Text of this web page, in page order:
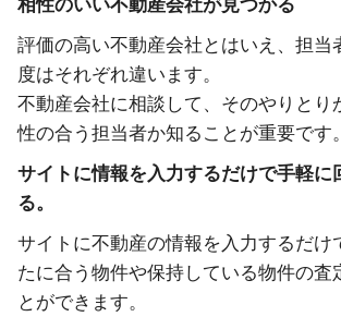
評価の高い不動産会社とはいえ、担当
度はそれぞれ違います。
不動産会社に相談して、そのやりとり
性の合う担当者か知ることが重要です。
サイトに情報を入力するだけで手軽に
る。
サイトに不動産の情報を入力するだけ
たに合う物件や保持している物件の査
とができます。